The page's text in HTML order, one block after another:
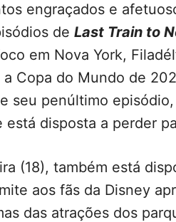
engraçados e
de Last Train to
em Nova York,
Copa do Mundo de
seu penúltimo
disposta a perder
(18), também está
aos fãs da Disney
das atrações dos